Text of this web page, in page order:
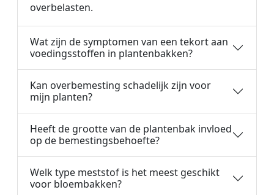
overbelasten.
Wat zijn de symptomen van een tekort aan
voedingsstoffen in plantenbakken?
Kan overbemesting schadelijk zijn voor
mijn planten?
Heeft de grootte van de plantenbak invloed
op de bemestingsbehoefte?
Welk type meststof is het meest geschikt
voor bloembakken?